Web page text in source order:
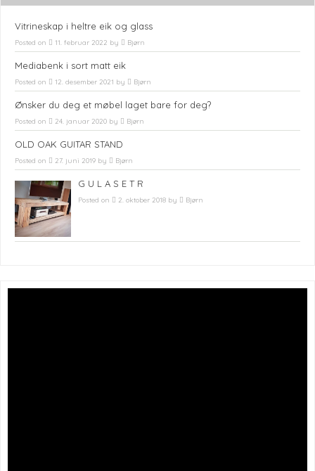
Vitrineskap i heltre eik og glass
Posted on 11. februar 2022 by Bjørn
Mediabenk i sort matt eik
Posted on 12. desember 2021 by Bjørn
Ønsker du deg et møbel laget bare for deg?
Posted on 24. januar 2020 by Bjørn
OLD OAK GUITAR STAND
Posted on 27. juni 2019 by Bjørn
G U L A S E T R
Posted on 2. oktober 2018 by Bjørn